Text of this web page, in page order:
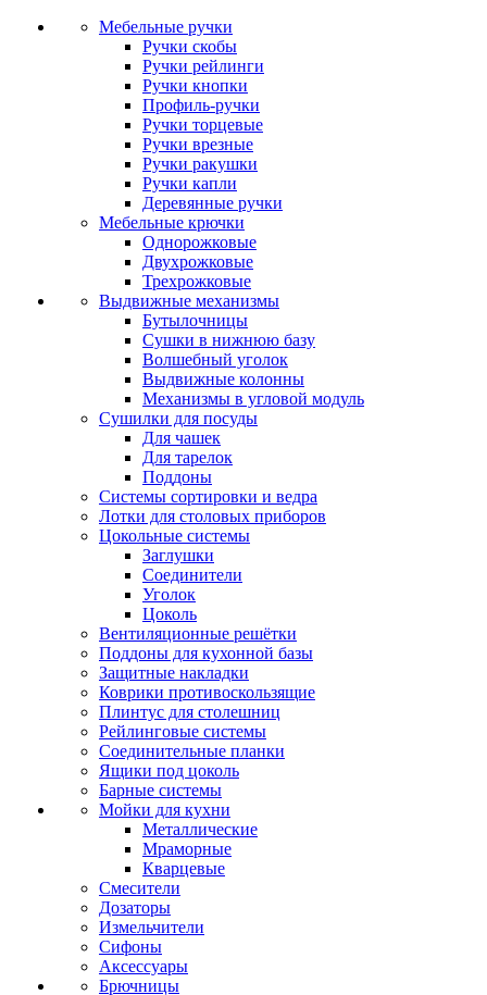
Мебельные ручки
Ручки скобы
Ручки рейлинги
Ручки кнопки
Профиль-ручки
Ручки торцевые
Ручки врезные
Ручки ракушки
Ручки капли
Деревянные ручки
Мебельные крючки
Однорожковые
Двухрожковые
Трехрожковые
Выдвижные механизмы
Бутылочницы
Сушки в нижнюю базу
Волшебный уголок
Выдвижные колонны
Механизмы в угловой модуль
Сушилки для посуды
Для чашек
Для тарелок
Поддоны
Системы сортировки и ведра
Лотки для столовых приборов
Цокольные системы
Заглушки
Соединители
Уголок
Цоколь
Вентиляционные решётки
Поддоны для кухонной базы
Защитные накладки
Коврики противоскользящие
Плинтус для столешниц
Рейлинговые системы
Соединительные планки
Ящики под цоколь
Барные системы
Мойки для кухни
Металлические
Мраморные
Кварцевые
Смесители
Дозаторы
Измельчители
Сифоны
Аксессуары
Брючницы